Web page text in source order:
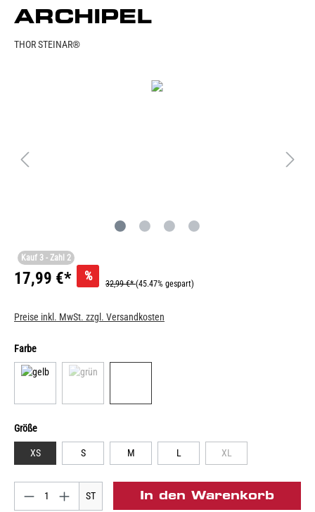
ARCHIPEL
THOR STEINAR®
Kauf 3 - Zahl 2
17,99 €* %
32,99 €*(45.47% gespart)
Preise inkl. MwSt. zzgl. Versandkosten
Farbe
Größe
XS S M L XL
ST In den Warenkorb